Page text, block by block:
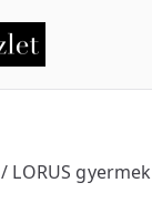
/ LORUS gyermek